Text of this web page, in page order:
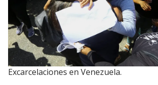
Excarcelaciones en Venezuela.